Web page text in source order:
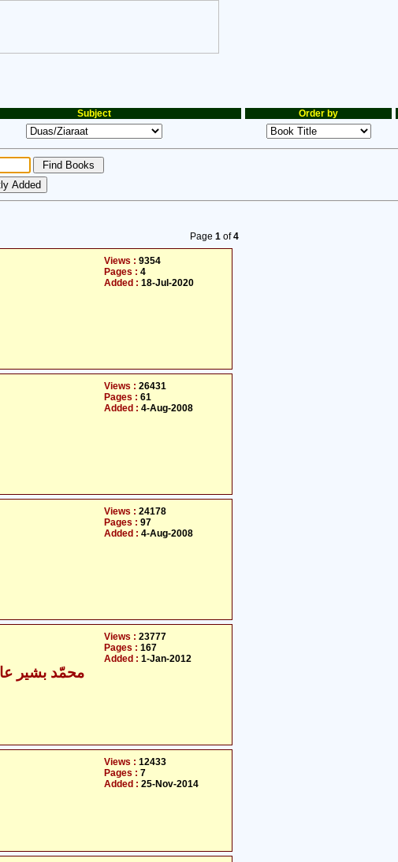
Subject Order by
Page 1of4
Views : 9354
Pages : 4
Added : 18-Jul-2020
Views : 26431
Pages : 61
Added : 4-Aug-2008
Views : 24178
Pages : 97
Added : 4-Aug-2008
Views : 23777
Pages : 167
Added : 1-Jan-2012
Views : 12433
Pages : 7
Added : 25-Nov-2014